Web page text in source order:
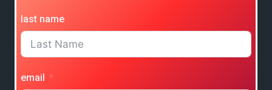
last name
email